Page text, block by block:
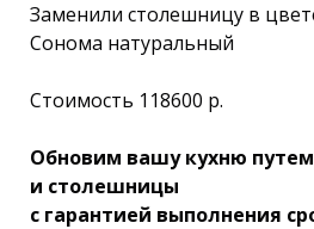
Заменили столешницу в
Сонома натуральный
Стоимость 118600 р.
Обновим вашу кухню
и столешницы
с гарантией выполнения